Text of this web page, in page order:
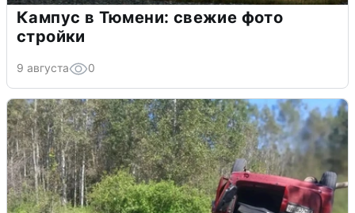
Кампус в Тюмени: свежие фото
стройки
9 августа 0